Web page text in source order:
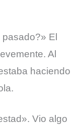
El
Al
haciendo
Vio algo